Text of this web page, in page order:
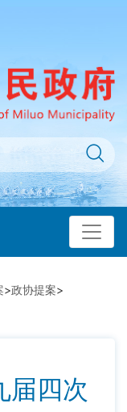
>政协提案>
届四次